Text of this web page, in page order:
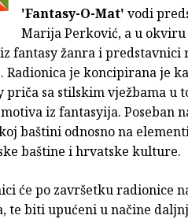
'Fantasy-O-Mat' vodi
Marija Perković, a u
fantasy žanra i
Radionica je koncipirana je
priča sa stilskim vježbama u
iz fantasyija. Poseban
baštini odnosno na
baštine i hrvatske kulture.
će po završetku radionice
te biti upućeni u načine